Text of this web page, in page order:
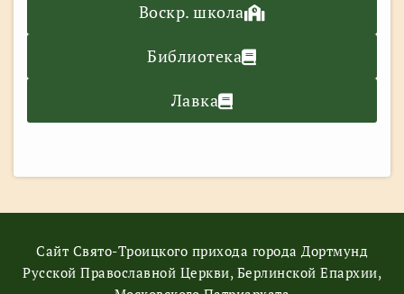
Воскр. школа
Библиотека
Лавка
Сайт Свято-Троицкого прихода города Дортмунд
Русской Православной Церкви, Берлинской Епархии,